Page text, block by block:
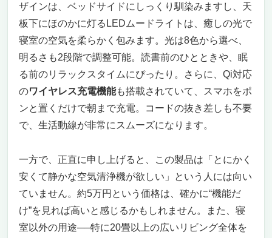
ザインは、ベッドサイドにしっくり馴染みますし、天
板下にほのかに灯るLEDムードライトは、癒しの光で
寝室の空気を柔らかく包みます。光は8色から選べ、
明るさも2段階で調整可能。読書前のひとときや、眠
る前のリラックスタイムにぴったり。さらに、Qi対応
のワイヤレス充電機能も搭載されていて、スマホをポ
ンと置くだけで朝まで充電。コードの抜き差しも不要
で、生活動線が非常にスムーズになります。
一方で、正直に申し上げると、この製品は「とにかく
安くて静かな空気清浄機が欲しい」という人には向い
ていません。約5万円という価格は、確かに“機能だ
け”を見れば高いと感じるかもしれません。また、寝
室以外の用途──特に20畳以上の広いリビング全体を